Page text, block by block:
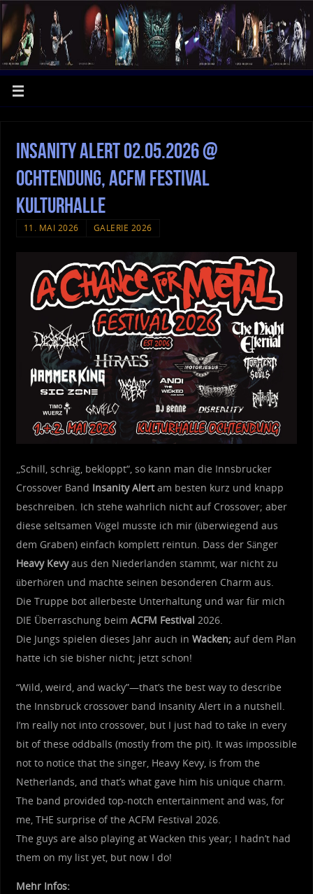
Insanity Alert 02.05.2026 @
Ochtendung, ACFM Festival
Kulturhalle
11. MAI 2026 GALERIE 2026
„Schill, schräg, bekloppt“, so kann man die Innsbrucker
Crossover Band Insanity Alertam besten kurz und knapp
beschreiben. Ich stehe wahrlich nicht auf Crossover; aber
diese seltsamen Vögel musste ich mir (überwiegend aus
dem Graben) einfach komplett reintun. Dass der Sänger
Heavy Kevyaus den Niederlanden stammt, war nicht zu
überhören und machte seinen besonderen Charm aus.
Die Truppe bot allerbeste Unterhaltung und war für mich
DIE Überraschung beim ACFM Festival 2026.
Die Jungs spielen dieses Jahr auch in Wacken; auf dem Plan
hatte ich sie bisher nicht; jetzt schon!
“Wild, weird, and wacky”—that’s the best way to describe
the Innsbruck crossover band Insanity Alert in a nutshell.
I’m really not into crossover, but I just had to take in every
bit of these oddballs (mostly from the pit). It was impossible
not to notice that the singer, Heavy Kevy, is from the
Netherlands, and that’s what gave him his unique charm.
The band provided top-notch entertainment and was, for
me, THE surprise of the ACFM Festival 2026.
The guys are also playing at Wacken this year; I hadn’t had
them on my list yet, but now I do!
Mehr Infos: